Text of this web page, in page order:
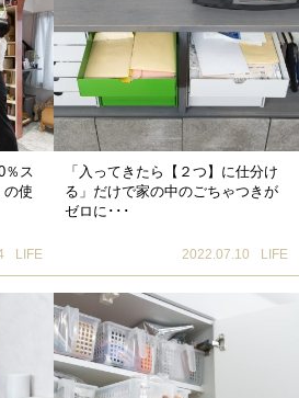
％ス
の使
LIFE
「入ってきたら【２つ】に仕分け
る」だけで家の中のごちゃつきが
ゼロに･･･
2022.07.10 LIFE